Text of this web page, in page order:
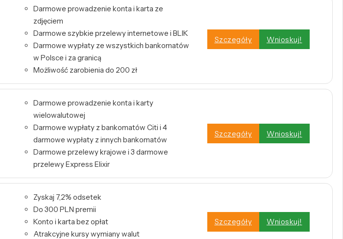
Darmowe prowadzenie konta i karta ze
zdjęciem
Darmowe szybkie przelewy internetowe i BLIK
Darmowe wypłaty ze wszystkich bankomatów
w Polsce i za granicą
Możliwość zarobienia do 200 zł
Szczegóły Wnioskuj!
Darmowe prowadzenie konta i karty
wielowalutowej
Darmowe wypłaty z bankomatów Citi i 4
darmowe wypłaty z innych bankomatów
Darmowe przelewy krajowe i 3 darmowe
przelewy Express Elixir
Szczegóły Wnioskuj!
Zyskaj 7,2% odsetek
Do 300 PLN premii
Konto i karta bez opłat
Atrakcyjne kursy wymiany walut
Szczegóły Wnioskuj!